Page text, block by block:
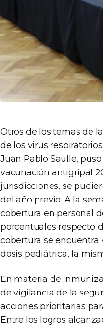
Otros de los temas de
de los virus
Juan Pablo Saulle,
vacunación antigripal
jurisdicciones, se
del año previo. A la
cobertura en personal
porcentuales respecto
cobertura se
dosis pediátrica, la
En materia de
de vigilancia de la
acciones prioritarias
Entre los logros